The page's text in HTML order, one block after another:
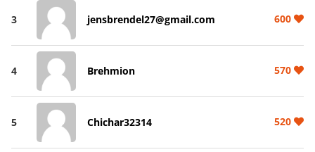
3 jensbrendel27@gmail.com 600
4 Brehmion 570
5 Chichar32314 520